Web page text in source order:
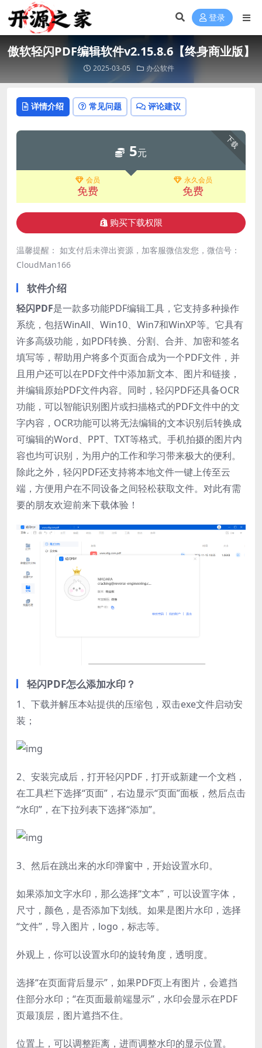
登录
傲软轻闪PDF编辑软件v2.15.8.6【终身商业版】
2025-03-05 办公软件
详情介绍 常见问题 评论建议
下载
5元
会员
免费
永久会员
免费
购买下载权限
温馨提醒： 如支付后未弹出资源，加客服微信发您，微信号：
CloudMan166
软件介绍
轻闪PDF是一款多功能PDF编辑工具，它支持多种操作
系统，包括WinAll、Win10、Win7和WinXP等。它具有
许多高级功能，如PDF转换、分割、合并、加密和签名
填写等，帮助用户将多个页面合成为一个PDF文件，并
且用户还可以在PDF文件中添加新文本、图片和链接，
并编辑原始PDF文件内容。同时，轻闪PDF还具备OCR
功能，可以智能识别图片或扫描格式的PDF文件中的文
字内容，OCR功能可以将无法编辑的文本识别后转换成
可编辑的Word、PPT、TXT等格式。手机拍摄的图片内
容也均可识别，为用户的工作和学习带来极大的便利。
除此之外，轻闪PDF还支持将本地文件一键上传至云
端，方便用户在不同设备之间轻松获取文件。对此有需
要的朋友欢迎前来下载体验！
轻闪PDF怎么添加水印？
1、下载并解压本站提供的压缩包，双击exe文件启动安
装；
2、安装完成后，打开轻闪PDF，打开或新建一个文档，
在工具栏下选择“页面”，右边显示“页面”面板，然后点击
“水印”，在下拉列表下选择“添加”。
3、然后在跳出来的水印弹窗中，开始设置水印。
如果添加文字水印，那么选择“文本”，可以设置字体，
尺寸，颜色，是否添加下划线。如果是图片水印，选择
“文件”，导入图片，logo，标志等。
外观上，你可以设置水印的旋转角度，透明度。
选择“在页面背后显示”，如果PDF页上有图片，会遮挡
住部分水印；“在页面最前端显示”，水印会显示在PDF
页最顶层，图片遮挡不住。
位置上，可以调整距离，进而调整水印的显示位置。